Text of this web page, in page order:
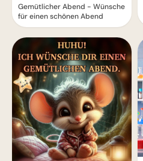
Gemütlicher Abend - Wünsche
für einen schönen Abend